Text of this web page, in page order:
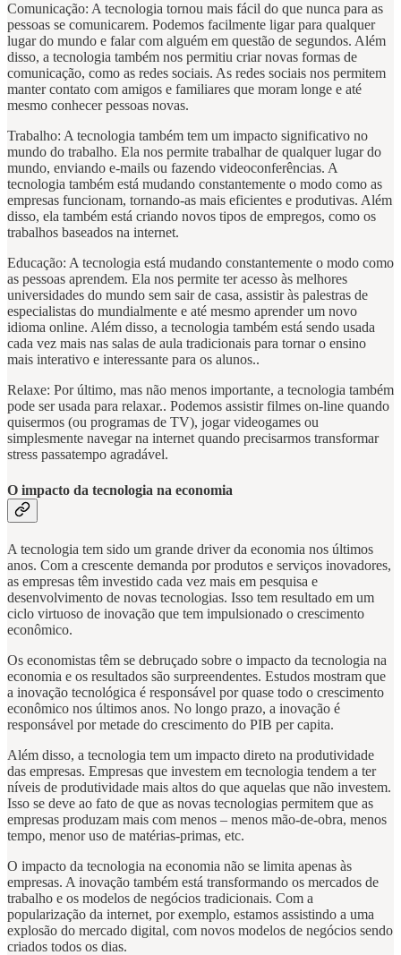
Comunicação: A tecnologia tornou mais fácil do que nunca para as
pessoas se comunicarem. Podemos facilmente ligar para qualquer
lugar do mundo e falar com alguém em questão de segundos. Além
disso, a tecnologia também nos permitiu criar novas formas de
comunicação, como as redes sociais. As redes sociais nos permitem
manter contato com amigos e familiares que moram longe e até
mesmo conhecer pessoas novas.
Trabalho: A tecnologia também tem um impacto significativo no
mundo do trabalho. Ela nos permite trabalhar de qualquer lugar do
mundo, enviando e-mails ou fazendo videoconferências. A
tecnologia também está mudando constantemente o modo como as
empresas funcionam, tornando-as mais eficientes e produtivas. Além
disso, ela também está criando novos tipos de empregos, como os
trabalhos baseados na internet.
Educação: A tecnologia está mudando constantemente o modo como
as pessoas aprendem. Ela nos permite ter acesso às melhores
universidades do mundo sem sair de casa, assistir às palestras de
especialistas do mundialmente e até mesmo aprender um novo
idioma online. Além disso, a tecnologia também está sendo usada
cada vez mais nas salas de aula tradicionais para tornar o ensino
mais interativo e interessante para os alunos..
Relaxe: Por último, mas não menos importante, a tecnologia também
pode ser usada para relaxar.. Podemos assistir filmes on-line quando
quisermos (ou programas de TV), jogar videogames ou
simplesmente navegar na internet quando precisarmos transformar
stress passatempo agradável.
O impacto da tecnologia na economia
A tecnologia tem sido um grande driver da economia nos últimos
anos. Com a crescente demanda por produtos e serviços inovadores,
as empresas têm investido cada vez mais em pesquisa e
desenvolvimento de novas tecnologias. Isso tem resultado em um
ciclo virtuoso de inovação que tem impulsionado o crescimento
econômico.
Os economistas têm se debruçado sobre o impacto da tecnologia na
economia e os resultados são surpreendentes. Estudos mostram que
a inovação tecnológica é responsável por quase todo o crescimento
econômico nos últimos anos. No longo prazo, a inovação é
responsável por metade do crescimento do PIB per capita.
Além disso, a tecnologia tem um impacto direto na produtividade
das empresas. Empresas que investem em tecnologia tendem a ter
níveis de produtividade mais altos do que aquelas que não investem.
Isso se deve ao fato de que as novas tecnologias permitem que as
empresas produzam mais com menos – menos mão-de-obra, menos
tempo, menor uso de matérias-primas, etc.
O impacto da tecnologia na economia não se limita apenas às
empresas. A inovação também está transformando os mercados de
trabalho e os modelos de negócios tradicionais. Com a
popularização da internet, por exemplo, estamos assistindo a uma
explosão do mercado digital, com novos modelos de negócios sendo
criados todos os dias.